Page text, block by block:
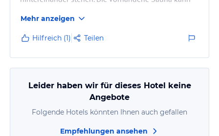
genutzt werden. Es gibt ein Bad mit Toilette, Dusche,
Wanne im Untergeschoss und eine Toilette im 1.
Stock. Für 3 Paare zu wenig. Holz für den
vorhandenen Kamin muß extra bezahlt werden. Das
liebevoll restaurierte Haus birgt über einen separaten
Eingang eine weitere Ferienwohnung.…
Mehr anzeigen
Hilfreich (1) Teilen
Leider haben wir für dieses Hotel keine
Angebote
Folgende Hotels könnten Ihnen auch gefallen
Empfehlungen ansehen